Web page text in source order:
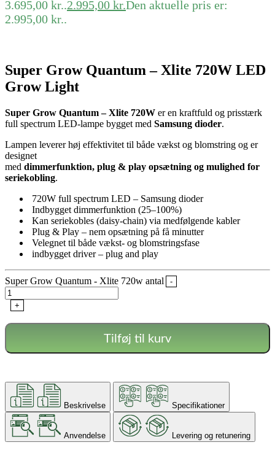
3.695,00 kr..2.995,00 kr.Den aktuelle pris er:
2.995,00 kr..
Super Grow Quantum – Xlite 720W LED
Grow Light
Super Grow Quantum – Xlite 720W er en kraftfuld og prisstærk
full spectrum LED-lampe bygget med Samsung dioder.
Lampen leverer høj effektivitet til både vækst og blomstring og er
designet
med dimmerfunktion, plug & play opsætning og mulighed for
seriekobling.
720W full spectrum LED – Samsung dioder
Indbygget dimmerfunktion (25–100%)
Kan seriekobles (daisy-chain) via medfølgende kabler
Plug & Play – nem opsætning på få minutter
Velegnet til både vækst- og blomstringsfase
indbygget driver – plug and play
Super Grow Quantum - Xlite 720w antal -
+
Tilføj til kurv
Beskrivelse Specifikationer
Anvendelse Levering og retunering